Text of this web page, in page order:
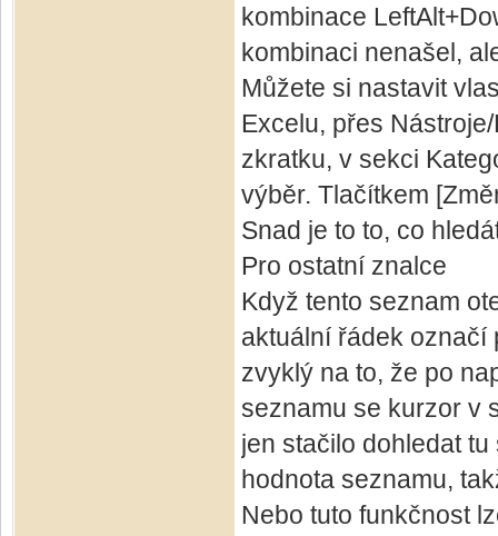
kombinace
kombinaci nenašel,
Můžete si nastavit
Excelu, přes
zkratku, v sekci
výběr. Tlačítkem
Snad je to to, co
Pro ostatní znalce
Když tento seznam
aktuální řádek označí
zvyklý na to, že po
seznamu se kurzor v
jen stačilo dohledat
hodnota seznamu,
Nebo tuto funkčnost